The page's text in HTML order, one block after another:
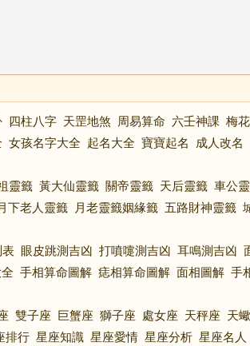
四柱八字 天罡地煞 周易算命 六壬神課 梅
女孩名字大全 起名大全 寶寶起名 成人改名
靈籤 黃大仙靈籤 關帝靈籤 天后靈籤 車公
下老人靈籤 月老靈籤姻緣籤 五路財神靈籤
表 眼皮跳測吉凶 打噴嚏測吉凶 耳鳴測吉凶
手相算命圖解 痣相算命圖解 面相圖解 手
雙子座 巨蟹座 獅子座 處女座 天秤座 天
排行 星座知識 星座愛情 星座分析 星座名人